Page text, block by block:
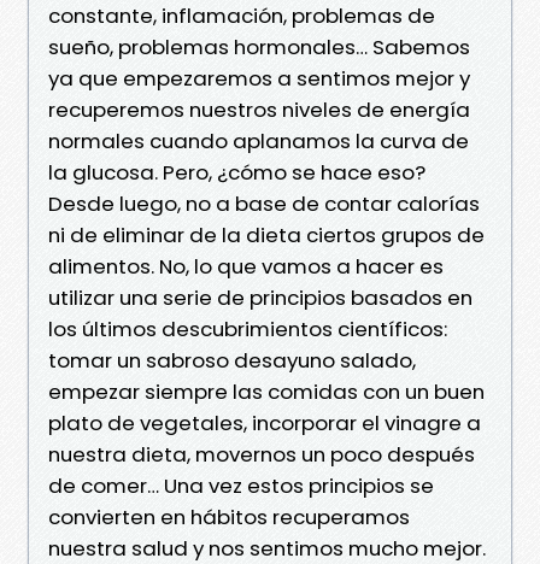
constante, inflamación, problemas de
sueño, problemas hormonales… Sabemos
ya que empezaremos a sentimos mejor y
recuperemos nuestros niveles de energía
normales cuando aplanamos la curva de
la glucosa. Pero, ¿cómo se hace eso?
Desde luego, no a base de contar calorías
ni de eliminar de la dieta ciertos grupos de
alimentos. No, lo que vamos a hacer es
utilizar una serie de principios basados en
los últimos descubrimientos científicos:
tomar un sabroso desayuno salado,
empezar siempre las comidas con un buen
plato de vegetales, incorporar el vinagre a
nuestra dieta, movernos un poco después
de comer… Una vez estos principios se
convierten en hábitos recuperamos
nuestra salud y nos sentimos mucho mejor.